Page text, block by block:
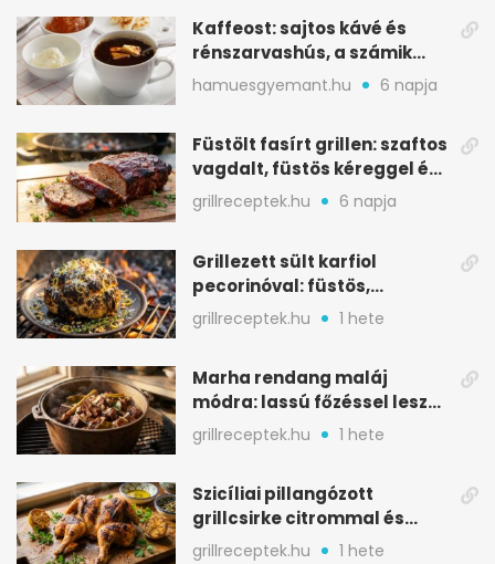
Kaffeost: sajtos kávé és
rénszarvashús, a számik
melegítő itala
hamuesgyemant.hu 6 napja
Füstölt fasírt grillen: szaftos
vagdalt, füstös kéreggel és
BBQ mázzal
grillreceptek.hu 6 napja
Grillezett sült karfiol
pecorinóval: füstös,
karamellizált nyári kedvenc
grillreceptek.hu 1 hete
Marha rendang maláj
módra: lassú főzéssel lesz
igazán szaftos
grillreceptek.hu 1 hete
Szicíliai pillangózott
grillcsirke citrommal és
oregánóval
grillreceptek.hu 1 hete